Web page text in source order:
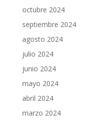
octubre 2024
septiembre 2024
agosto 2024
julio 2024
junio 2024
mayo 2024
abril 2024
marzo 2024